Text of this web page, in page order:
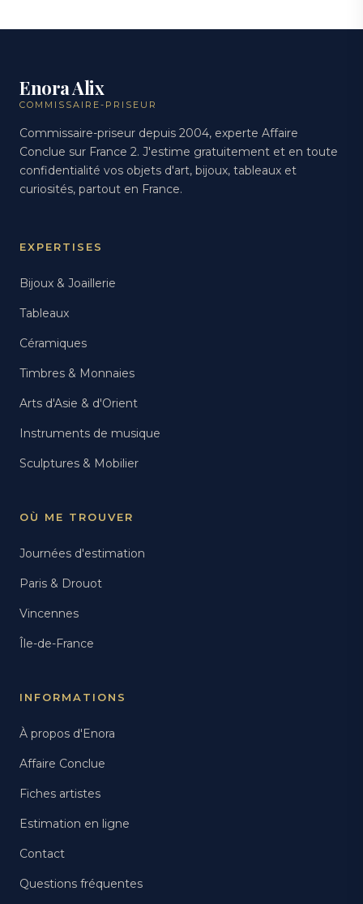
Enora Alix
COMMISSAIRE-PRISEUR
Commissaire-priseur depuis 2004, experte Affaire
Conclue sur France 2. J'estime gratuitement et en toute
confidentialité vos objets d'art, bijoux, tableaux et
curiosités, partout en France.
EXPERTISES
Bijoux & Joaillerie
Tableaux
Céramiques
Timbres & Monnaies
Arts d'Asie & d'Orient
Instruments de musique
Sculptures & Mobilier
OÙ ME TROUVER
Journées d'estimation
Paris & Drouot
Vincennes
Île-de-France
INFORMATIONS
À propos d'Enora
Affaire Conclue
Fiches artistes
Estimation en ligne
Contact
Questions fréquentes